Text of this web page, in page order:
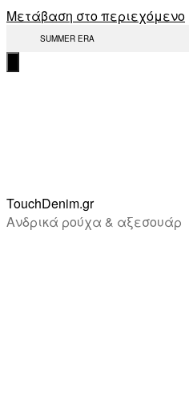
Μετάβαση στο περιεχόμενο
SUMMER ERA
TouchDenim.gr
Ανδρικά ρούχα & αξεσουάρ